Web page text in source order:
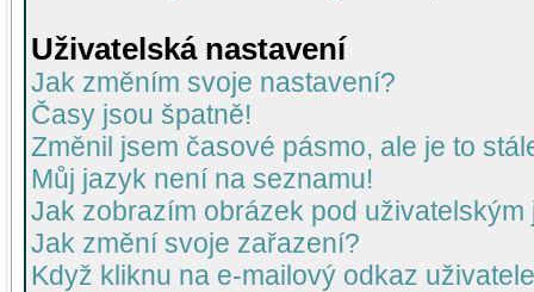
Uživatelská nastavení
Jak změním svoje nastavení?
Časy jsou špatně!
Změnil jsem časové pásmo, ale je to
Můj jazyk není na seznamu!
Jak zobrazím obrázek pod uživatelským
Jak změní svoje zařazení?
Když kliknu na e-mailový odkaz